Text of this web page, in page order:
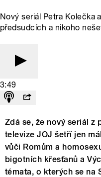
Nový seriál Petra Kolečka
předsudcích a nikoho
3:49
Zdá se, že nový seriál z
televize JOJ šetří jen
vůči Romům a
bigotních křesťanů a
témata, o kterých se na